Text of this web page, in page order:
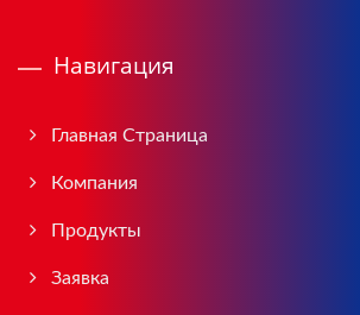
Навигация
Главная Страница
Компания
Продукты
Заявка